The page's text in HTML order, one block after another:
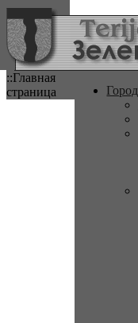
::Главная
страница
Город